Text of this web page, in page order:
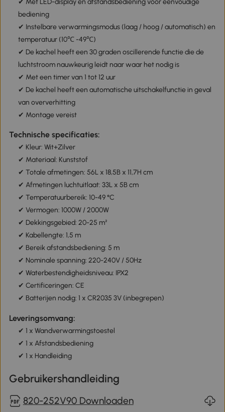
✔ Met LED-display en afstandsbediening voor eenvoudige
bediening
✔ Instelbare verwarmingsmodus (laag / hoog / automatisch) en
temperatuur (10℃ -49℃)
✔ De kachel heeft een 30 graden oscillerende functie die de
luchtstroom nauwkeurig leidt naar waar het nodig is
✔ Met een timer van 1 tot 12 uur
✔ De kachel heeft een automatische uitschakelfunctie in geval
van oververhitting
✔ Montage vereist
Technische specificaties:
✔ Kleur: Wit+Zilver
✔ Materiaal: Kunststof
✔ Totale afmetingen: 56L x 18,5B x 11,7H cm
✔ Afmetingen luchtuitlaat: 33L x 5B cm
✔ Temperatuurbereik: 10-49 °C
✔ Vermogen: 1000W / 2000W
✔ Dekkingsgebied: 20-25 m²
✔ Kabellengte: 1,5 m
✔ Bereik afstandsbediening: 5 m
✔ Nominale spanning: 220-240V / 50Hz
✔ Waterbestendigheidsniveau: IPX2
✔ Certificeringen: CE
✔ Batterijen nodig: 1 x CR2035 3V (inbegrepen)
Leveringsomvang:
✔ 1 x Wandverwarmingstoestel
✔ 1 x Afstandsbediening
✔ 1 x Handleiding
Gebruikershandleiding
820-252V90 Downloaden